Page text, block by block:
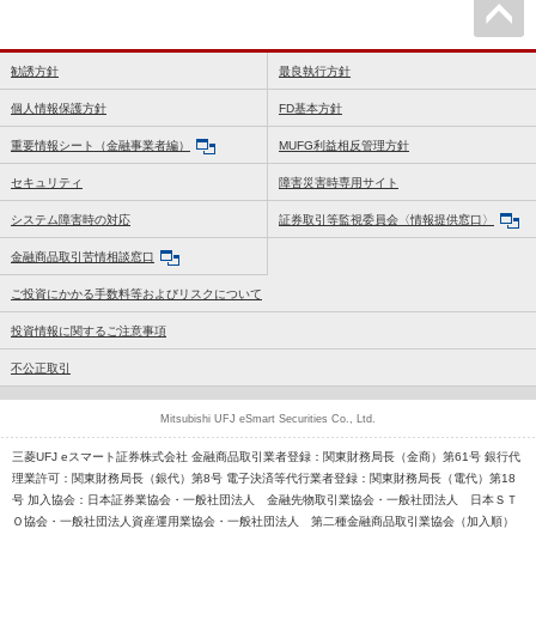
勧誘方針 最良執行方針
個人情報保護方針 FD基本方針
重要情報シート（金融事業者編） MUFG利益相反管理方針
セキュリティ 障害災害時専用サイト
システム障害時の対応 証券取引等監視委員会〈情報提供窓口〉
金融商品取引苦情相談窓口
ご投資にかかる手数料等およびリスクについて
投資情報に関するご注意事項
不公正取引
三菱UFJ eスマート証券株式会社 金融商品取引業者登録：関東財務局長（金商）第61号 銀行代
理業許可：関東財務局長（銀代）第8号 電子決済等代行業者登録：関東財務局長（電代）第18
号 加入協会：日本証券業協会・一般社団法人 金融先物取引業協会・一般社団法人 日本ＳＴ
Ｏ協会・一般社団法人資産運用業協会・一般社団法人 第二種金融商品取引業協会（加入順）
Mitsubishi UFJ eSmart Securities Co., Ltd.